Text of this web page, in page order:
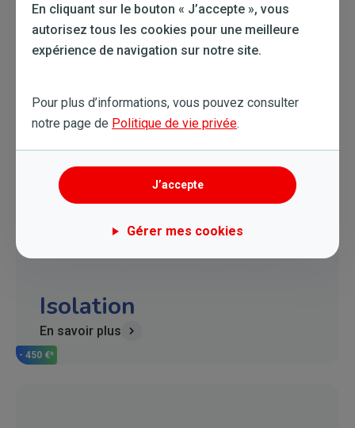
Batteries
En savoir plus
Isolation
En savoir plus
- 450 €*
En cliquant sur le bouton « J’accepte », vous
autorisez tous les cookies pour une meilleure
expérience de navigation sur notre site.
Pour plus d’informations, vous pouvez consulter
notre page de Politique de vie privée.
J’accepte
Gérer mes cookies